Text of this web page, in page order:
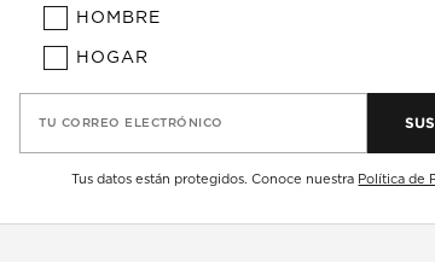
HOMBRE
HOGAR
TU CORREO ELECTRÓNICO
Tus datos están protegidos. Conoce nuestra Política de